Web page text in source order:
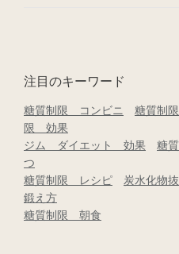
注目のキーワード
糖質制限 コンビニ 糖質制
限 効果
ジム ダイエット 効果
糖
つ
糖質制限 レシピ
炭水化物
鍛え方
糖質制限 朝食